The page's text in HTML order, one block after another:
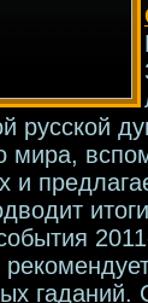
русской
мира,
и
гаданий.